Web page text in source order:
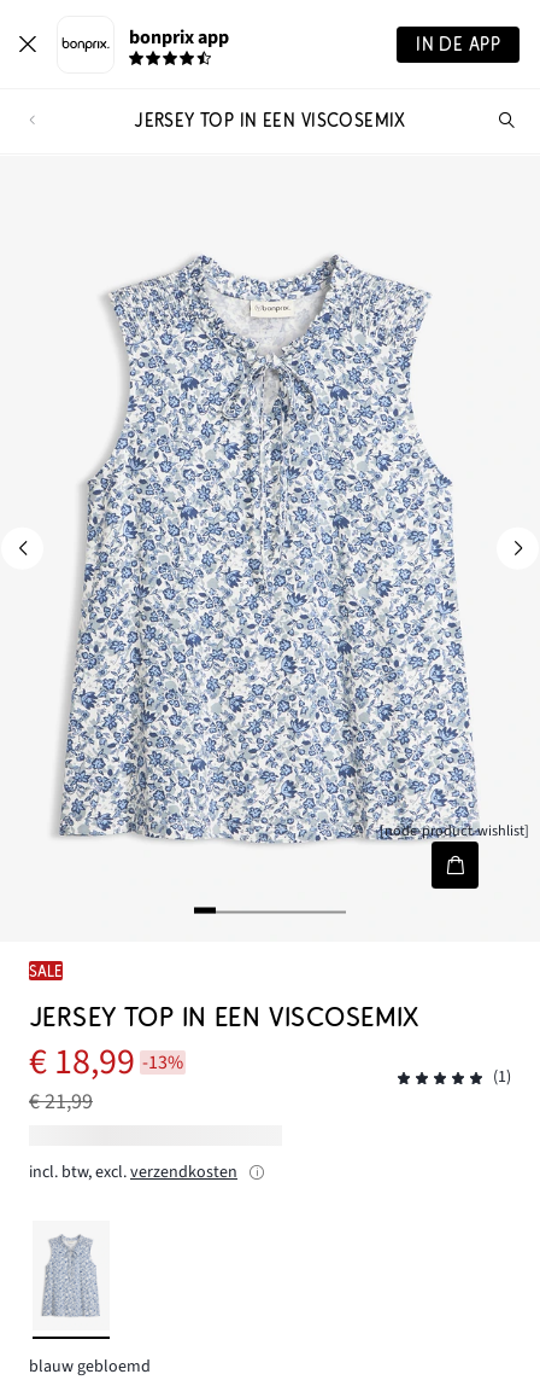
bonprix app IN DE APP
JERSEY TOP IN EEN VISCOSEMIX
[node-product-wishlist]
SALE
JERSEY TOP IN EEN VISCOSEMIX
€ 18,99 -13%
€ 21,99
(1)
incl. btw, excl.verzendkosten
blauw gebloemd